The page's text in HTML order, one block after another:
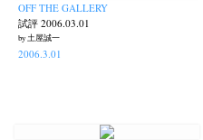
OFF THE GALLERY
試評 2006.03.01
by 土屋誠一
2006.3.01